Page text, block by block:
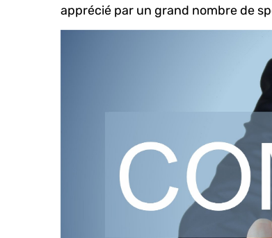
apprécié par un grand nombre de